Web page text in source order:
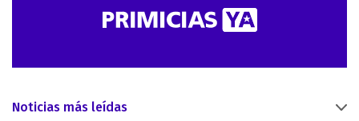
Noticias más leídas